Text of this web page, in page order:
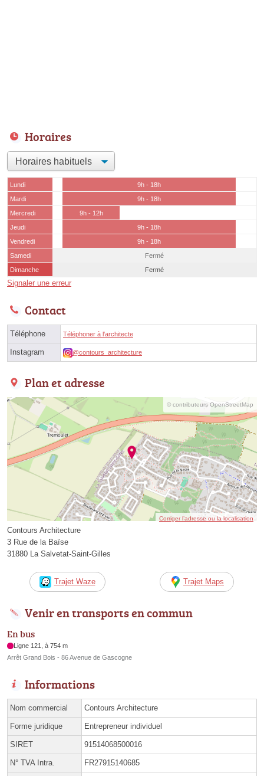
Horaires
Lundi
9h - 18h
Mardi
9h - 18h
Mercredi
9h - 12h
Jeudi
9h - 18h
Vendredi
9h - 18h
Samedi
Fermé
Dimanche
Fermé
Signaler une erreur
Contact
Téléphone Téléphoner à l'architecte
Instagram @contours_architecture
Plan et adresse
© contributeurs OpenStreetMap
Corriger l’adresse ou la localisation
Contours Architecture
3 Rue de la Baïse
31880 La Salvetat-Saint-Gilles
Trajet Waze Trajet Maps
Venir en transports en commun
En bus
Ligne 121, à 754 m
Arrêt Grand Bois - 86 Avenue de Gascogne
Informations
Nom commercial Contours Architecture
Forme juridique Entrepreneur individuel
SIRET 91514068500016
N° TVA Intra. FR27915140685